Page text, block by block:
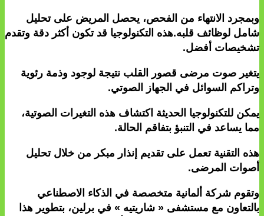
وبمجرد الانتهاء من الفحص، يحصل المريض على تحليل
شامل لوظائف قلبه.هذه التكنولوجيا قد تكون أكثر دقة وتقدم
تشخيصات أفضل.
يتغير صوت مرضى قصور القلب نتيجة لوجود وذمة رئوية
وتراكم السوائل في الجهاز الصوتي.
يمكن للتكنولوجيا الحديثة اكتشاف هذه التغيرات الصوتية،
مما يساعد في التنبؤ بتفاقم الحالة.
هذه التقنية تعمل على تقديم إنذار مبكر من خلال تحليل
أصوات المرضى.
وتقوم شركة ألمانية متخصصة في الذكاء الاصطناعي
بالتعاون مع مستشفى « شاريتيه » في برلين، بتطوير هذا